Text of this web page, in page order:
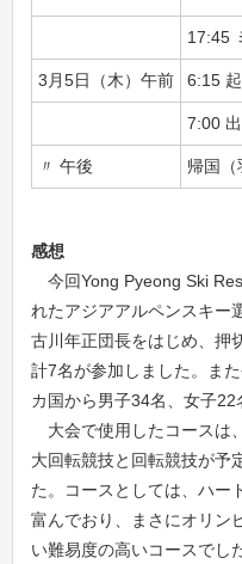
17:45
3月5日（木）午前 6:15
7:00
〃 午後 帰国（
感想
今回Yong Pyeong Ski
れたアジアアルペンスキー
古川年正団長をはじめ、押
計7名が参加しました。ま
カ国から男子34名、女子22
大会で使用したコースは
大回転競技と回転競技が予
た。コースとしては、ハー
富んでおり、まさにオリン
い難易度の高いコースでし